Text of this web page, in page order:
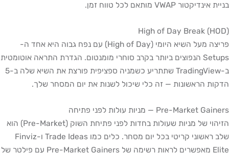
בניית אינדיקטור VWAP מותאם לכל טווח זמן.
High of Day Break (HOD)
פריצה מעל השיא היומי (High of Day) עם נפח גבוה היא אחד ה-
Setups הנפוצים ביותר בקרב סוחרי מומנטום. הגדרת התראה אוטומטית
ב-TradingView שתתריע כשמניה ספציפית פורצת את השיא שלה ב-5
הדקות הראשונות — זה כלי שיכול לשנות את יום המסחר שלך.
Pre-Market Gainers — מניות עולות לפני פתיחה
הזיהוי של מניות שעולות בחדות לפני פתיחת השוק (Pre-Market) הוא
שלב ראשוני קריטי בכל יום מסחר. כלים כמו Trade Ideas ו-Finviz
Elite מאפשרים לראות רשימה של Pre-Market Gainers עם פילטר של